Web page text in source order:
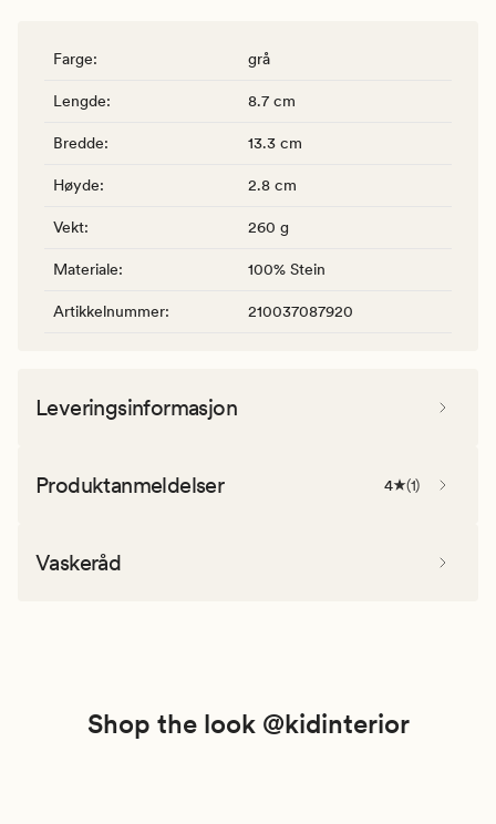
Farge: grå
Lengde: 8.7 cm
Bredde: 13.3 cm
Høyde: 2.8 cm
Vekt: 260 g
Materiale: 100% Stein
Artikkelnummer: 210037087920
Leveringsinformasjon
Produktanmeldelser 4 (1)
Vaskeråd
Shop the look @kidinterior